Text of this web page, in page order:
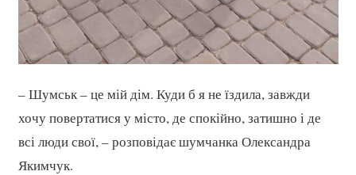
– Шумськ – це мій дім. Куди б я не їздила, завжди
хочу повертатися у місто, де спокійно, затишно і де
всі люди свої, – розповідає шумчанка Олександра
Якимчук.